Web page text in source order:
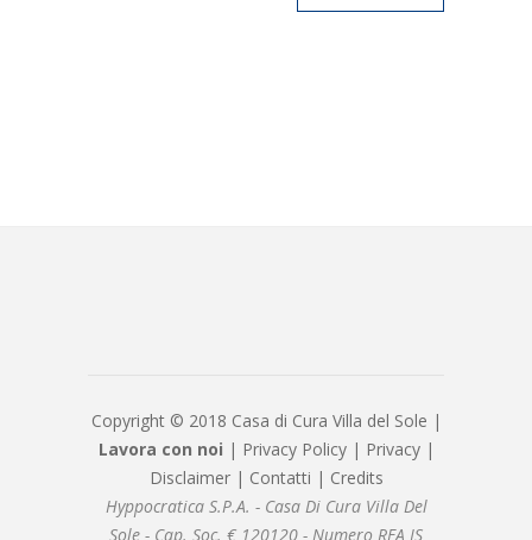
Copyright © 2018 Casa di Cura Villa del Sole |
Lavora con noi | Privacy Policy| Privacy|
Disclaimer| Contatti | Credits
Hyppocratica S.P.A. - Casa Di Cura Villa Del
Sole - Cap. Soc. € 120120 - Numero REA IS